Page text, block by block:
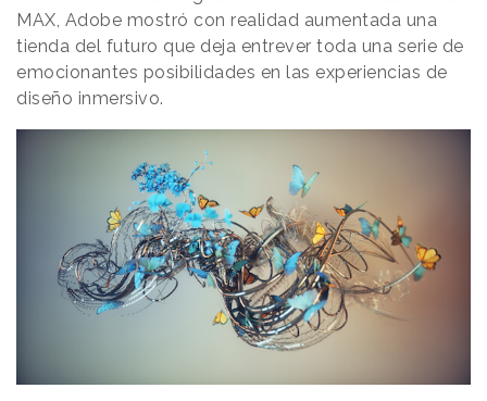
MAX, Adobe mostró con realidad aumentada una
tienda del futuro que deja entrever toda una serie de
emocionantes posibilidades en las experiencias de
diseño inmersivo.